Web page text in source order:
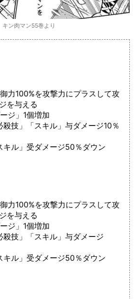
キン肉マン55巻より
力100%を攻撃力にプラスして攻
を与える
ジ」1個増加
殺技」「スキル」与ダメージ10％
キル」受ダメージ50％ダウン
力100%を攻撃力にプラスして攻
を与える
ジ」1個増加
殺技」「スキル」与ダメージ
キル」受ダメージ50％ダウン